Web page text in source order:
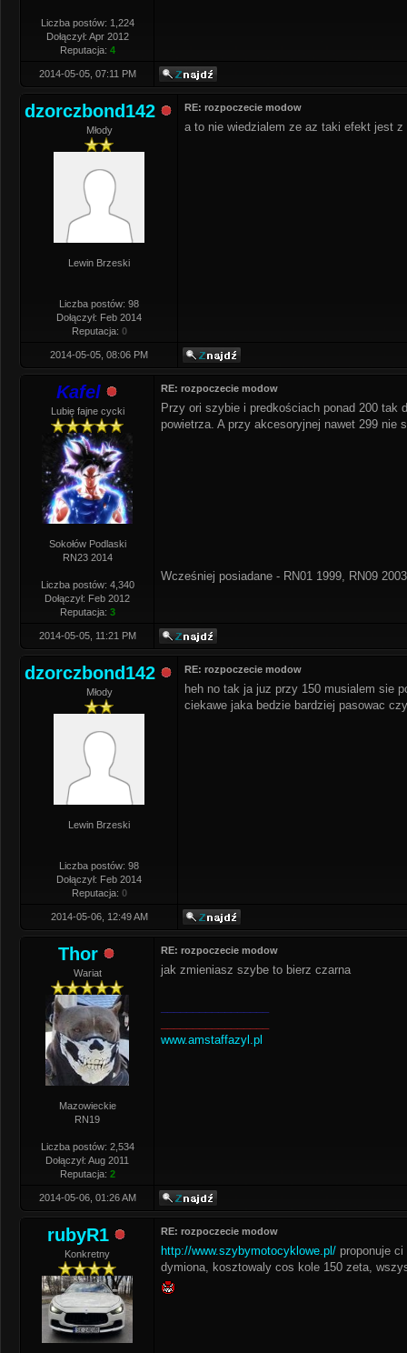
Liczba postów: 1,224
Dołączył: Apr 2012
Reputacja: 4
2014-05-05, 07:11 PM
dzorczbond142
Młody
Lewin Brzeski
Liczba postów: 98
Dołączył: Feb 2014
Reputacja: 0
RE: rozpoczecie modow
a to nie wiedzialem ze az taki efekt jest
2014-05-05, 08:06 PM
Kafel
Lubię fajne cycki
Sokołów Podlaski
RN23 2014
Liczba postów: 4,340
Dołączył: Feb 2012
Reputacja: 3
RE: rozpoczecie modow
Przy ori szybie i predkościach ponad 200 tak
powietrza. A przy akcesoryjnej nawet 299 nie
Wcześniej posiadane - RN01 1999, RN09
2014-05-05, 11:21 PM
dzorczbond142
Młody
Lewin Brzeski
Liczba postów: 98
Dołączył: Feb 2014
Reputacja: 0
RE: rozpoczecie modow
heh no tak ja juz przy 150 musialem sie
ciekawe jaka bedzie bardziej pasowac
2014-05-06, 12:49 AM
Thor
Wariat
Mazowieckie
RN19
Liczba postów: 2,534
Dołączył: Aug 2011
Reputacja: 2
RE: rozpoczecie modow
jak zmieniasz szybe to bierz czarna
www.amstaffazyl.pl
2014-05-06, 01:26 AM
rubyR1
Konkretny
RE: rozpoczecie modow
http://www.szybymotocyklowe.pl/ proponuje
dymiona, kosztowaly cos kole 150 zeta,